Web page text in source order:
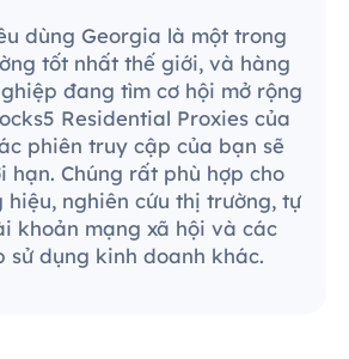
dùng Georgia là một trong
tốt nhất thế giới, và hàng
đang tìm cơ hội mở rộng
Residential Proxies của
phiên truy cập của bạn sẽ
hạn. Chúng rất phù hợp cho
hiệu, nghiên cứu thị trường, tự
khoản mạng xã hội và các
sử dụng kinh doanh khác.